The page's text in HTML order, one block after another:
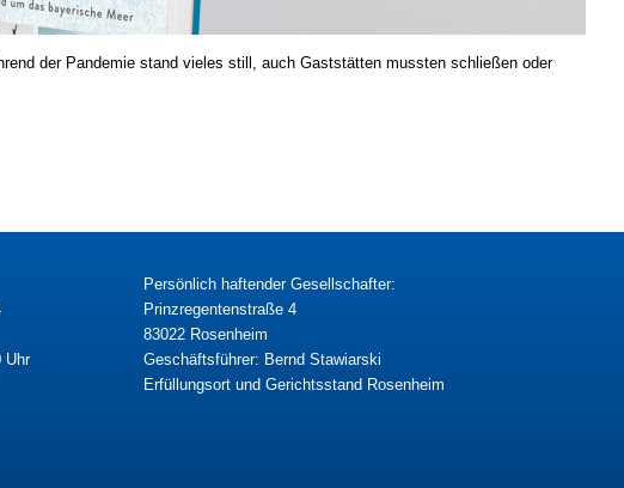
der Pandemie stand vieles still, auch Gaststätten mussten schließen oder
Uhr
Persönlich haftender Gesellschafter:
Prinzregentenstraße 4
83022 Rosenheim
Geschäftsführer: Bernd Stawiarski
Erfüllungsort und Gerichtsstand Rosenheim